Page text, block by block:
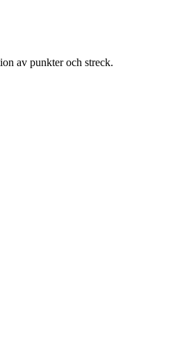
av punkter och streck.